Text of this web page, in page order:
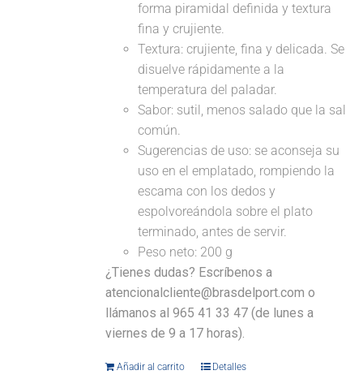
forma piramidal definida y textura
fina y crujiente.
Textura: crujiente, fina y delicada. Se
disuelve rápidamente a la
temperatura del paladar.
Sabor: sutil, menos salado que la sal
común.
Sugerencias de uso: se aconseja su
uso en el emplatado, rompiendo la
escama con los dedos y
espolvoreándola sobre el plato
terminado, antes de servir.
Peso neto: 200 g
¿Tienes dudas? Escríbenos a
atencionalcliente@brasdelport.com o
llámanos al 965 41 33 47 (de lunes a
viernes de 9 a 17 horas).
Añadir al carrito Detalles